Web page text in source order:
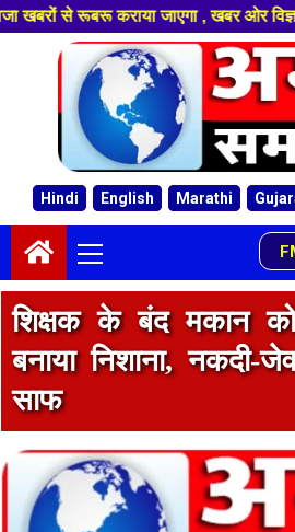
खबर ओर विज्ञापन के लिए संपर्क करे +91
Hindi English Marathi
Menu
शिक्षक के बंद मकान को
बनाया निशाना, नकदी-
साफ